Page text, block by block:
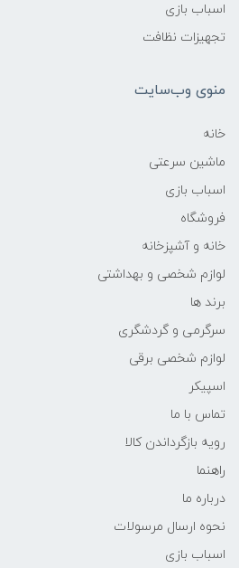
اسباب بازی
تجهیزات نظافت
منوی وب‌سایت
خانه
ماشین سرعتی
اسباب بازی
فروشگاه
خانه و آشپزخانه
لوازم شخصی و بهداشتی
برند ها
سرگرمی و گردشگری
لوازم شخصی برقی
اسپیکر
تماس با ما
رویه بازگرداندن کالا
راهنما
درباره ما
نحوه ارسال مرسولات
اسباب بازی